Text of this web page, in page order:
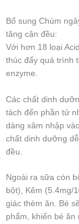
Bổ sung Chùm
tăng cân đều:
Với hơn 18 loại
thúc đẩy quá trình
enzyme.
Các chất dinh
tách đến phần tử
dàng xâm nhập
chất dinh dưỡng
đều.
Ngoài ra sữa còn
bột), Kẽm (5.4mg/
giác thèm ăn. Bé
phẩm, khiến bé